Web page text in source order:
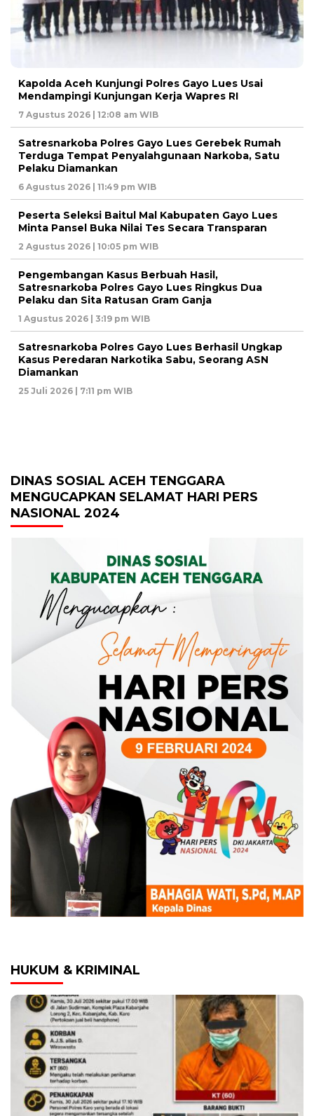
Kapolda Aceh Kunjungi Polres Gayo Lues Usai
Mendampingi Kunjungan Kerja Wapres RI
7 Agustus 2026 | 12:08 am WIB
Satresnarkoba Polres Gayo Lues Gerebek Rumah
Terduga Tempat Penyalahgunaan Narkoba, Satu
Pelaku Diamankan
6 Agustus 2026 | 11:49 pm WIB
Peserta Seleksi Baitul Mal Kabupaten Gayo Lues
Minta Pansel Buka Nilai Tes Secara Transparan
2 Agustus 2026 | 10:05 pm WIB
Pengembangan Kasus Berbuah Hasil,
Satresnarkoba Polres Gayo Lues Ringkus Dua
Pelaku dan Sita Ratusan Gram Ganja
1 Agustus 2026 | 3:19 pm WIB
Satresnarkoba Polres Gayo Lues Berhasil Ungkap
Kasus Peredaran Narkotika Sabu, Seorang ASN
Diamankan
25 Juli 2026 | 7:11 pm WIB
DINAS SOSIAL ACEH TENGGARA
MENGUCAPKAN SELAMAT HARI PERS
NASIONAL 2024
HUKUM & KRIMINAL